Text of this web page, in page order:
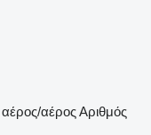
αέρος/αέροςΑριθμός